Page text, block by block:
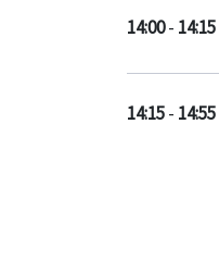
14:00- 14:15
14:15- 14:55